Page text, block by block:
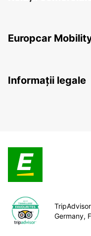
Europcar
Informații legale
Germany,